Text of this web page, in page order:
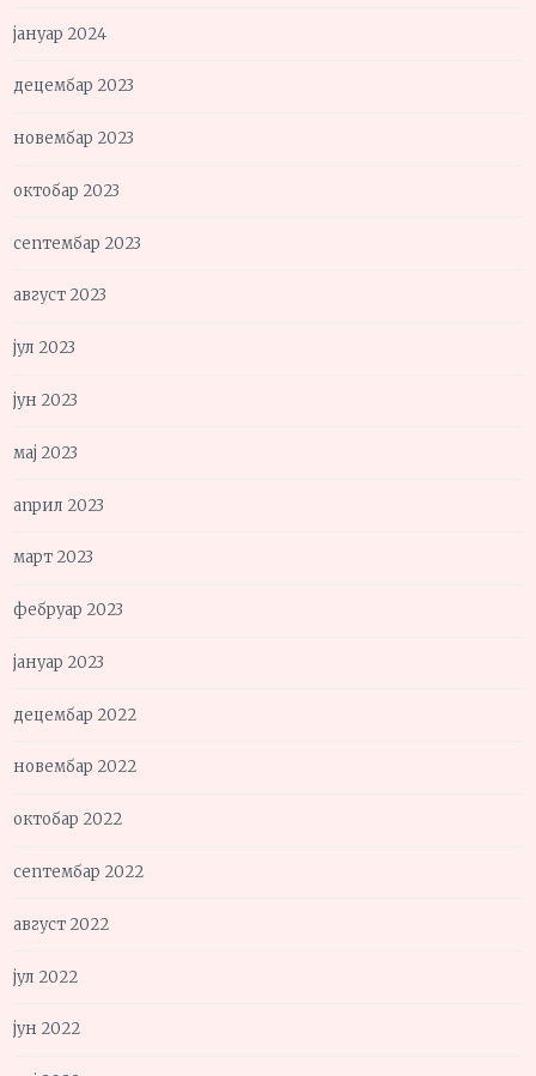
јануар 2024
децембар 2023
новембар 2023
октобар 2023
септембар 2023
август 2023
јул 2023
јун 2023
мај 2023
април 2023
март 2023
фебруар 2023
јануар 2023
децембар 2022
новембар 2022
октобар 2022
септембар 2022
август 2022
јул 2022
јун 2022